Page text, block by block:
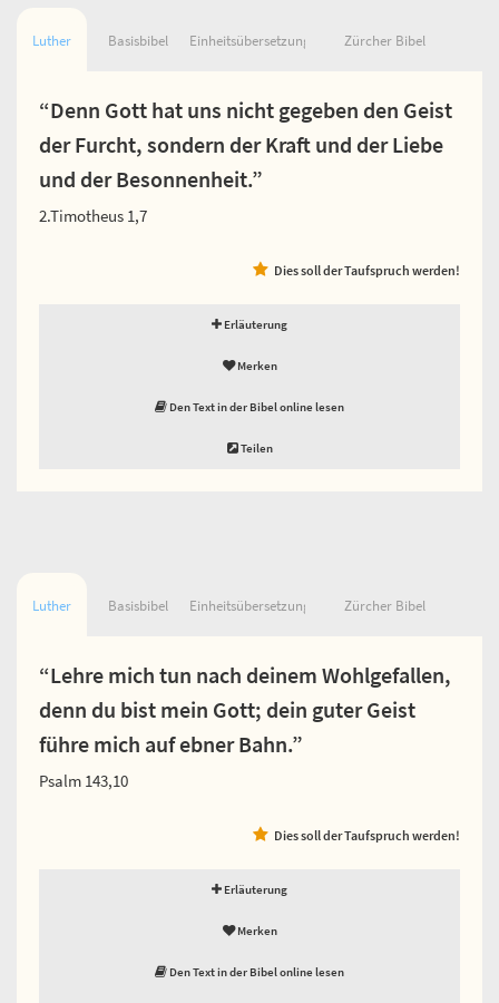
Luther Basisbibel Einheitsübersetzung Zürcher Bibel
“Denn Gott hat uns nicht gegeben den Geist
der Furcht, sondern der Kraft und der Liebe
und der Besonnenheit.”
2.Timotheus 1,7
Dies soll der Taufspruch werden!
Erläuterung
Merken
Den Text in der Bibel online lesen
Teilen
Luther Basisbibel Einheitsübersetzung Zürcher Bibel
“Lehre mich tun nach deinem Wohlgefallen,
denn du bist mein Gott; dein guter Geist
führe mich auf ebner Bahn.”
Psalm 143,10
Dies soll der Taufspruch werden!
Erläuterung
Merken
Den Text in der Bibel online lesen